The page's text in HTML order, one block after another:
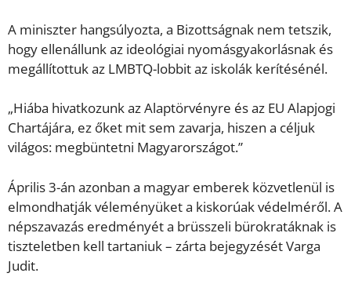
A miniszter hangsúlyozta, a Bizottságnak nem tetszik,
hogy ellenállunk az ideológiai nyomásgyakorlásnak és
megállítottuk az LMBTQ-lobbit az iskolák kerítésénél.
„Hiába hivatkozunk az Alaptörvényre és az EU Alapjogi
Chartájára, ez őket mit sem zavarja, hiszen a céljuk
világos: megbüntetni Magyarországot.”
Április 3-án azonban a magyar emberek közvetlenül is
elmondhatják véleményüket a kiskorúak védelméről. A
népszavazás eredményét a brüsszeli bürokratáknak is
tiszteletben kell tartaniuk – zárta bejegyzését Varga
Judit.